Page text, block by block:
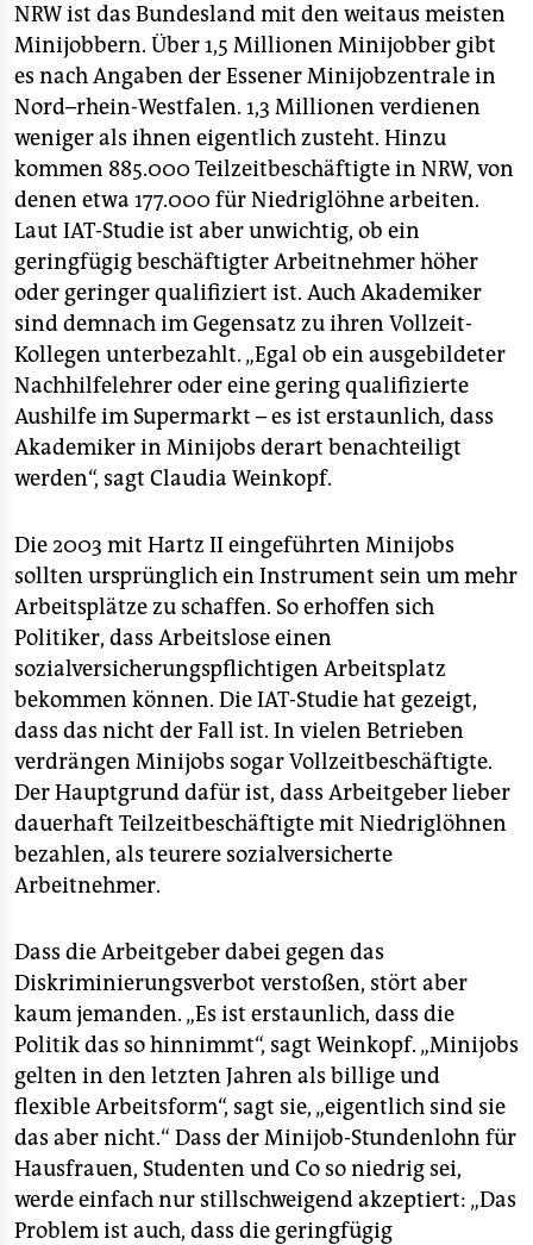
NRW ist das Bundesland mit den weitaus meisten
Minijobbern. Über 1,5 Millionen Minijobber gibt
es nach Angaben der Essener Minijobzentrale in
Nord–rhein-Westfalen. 1,3 Millionen verdienen
weniger als ihnen eigentlich zusteht. Hinzu
kommen 885.000 Teilzeitbeschäftigte in NRW, von
denen etwa 177.000 für Niedriglöhne arbeiten.
Laut IAT-Studie ist aber unwichtig, ob ein
geringfügig beschäftigter Arbeitnehmer höher
oder geringer qualifiziert ist. Auch Akademiker
sind demnach im Gegensatz zu ihren Vollzeit-
Kollegen unterbezahlt. „Egal ob ein ausgebildeter
Nachhilfelehrer oder eine gering qualifizierte
Aushilfe im Supermarkt – es ist erstaunlich, dass
Akademiker in Minijobs derart benachteiligt
werden“, sagt Claudia Weinkopf.
Die 2003 mit Hartz II eingeführten Minijobs
sollten ursprünglich ein Instrument sein um mehr
Arbeitsplätze zu schaffen. So erhoffen sich
Politiker, dass Arbeitslose einen
sozialversicherungspflichtigen Arbeitsplatz
bekommen können. Die IAT-Studie hat gezeigt,
dass das nicht der Fall ist. In vielen Betrieben
verdrängen Minijobs sogar Vollzeitbeschäftigte.
Der Hauptgrund dafür ist, dass Arbeitgeber lieber
dauerhaft Teilzeitbeschäftigte mit Niedriglöhnen
bezahlen, als teurere sozialversicherte
Arbeitnehmer.
Dass die Arbeitgeber dabei gegen das
Diskriminierungsverbot verstoßen, stört aber
kaum jemanden. „Es ist erstaunlich, dass die
Politik das so hinnimmt“, sagt Weinkopf. „Minijobs
gelten in den letzten Jahren als billige und
flexible Arbeitsform“, sagt sie, „eigentlich sind sie
das aber nicht.“ Dass der Minijob-Stundenlohn für
Hausfrauen, Studenten und Co so niedrig sei,
werde einfach nur stillschweigend akzeptiert: „Das
Problem ist auch, dass die geringfügig